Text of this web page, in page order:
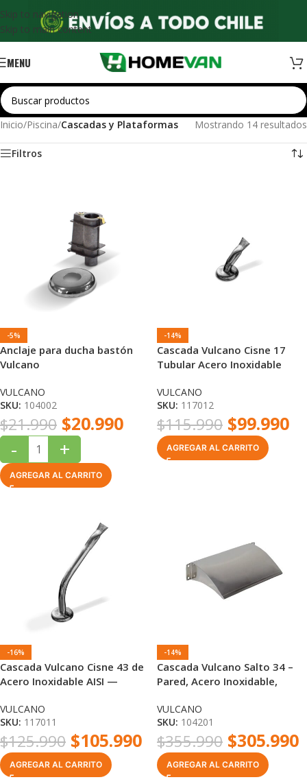
Skip to navigation
Skip to main content
MENU
Inicio/Piscina/Cascadas y Plataformas Mostrando 14 resultados
Filtros
-5%
Anclaje para ducha bastón
Vulcano
VULCANO
SKU: 104002
$21.990 $20.990
- +
AGREGAR AL CARRITO
-14%
Cascada Vulcano Cisne 17
Tubular Acero Inoxidable
VULCANO
SKU: 117012
$115.990 $99.990
AGREGAR AL CARRITO
-16%
Cascada Vulcano Cisne 43 de
Acero Inoxidable AISI —
Boquilla Plana
VULCANO
SKU: 117011
$125.990 $105.990
AGREGAR AL CARRITO
-14%
Cascada Vulcano Salto 34 –
Pared, Acero Inoxidable,
VULCANO
SKU: 104201
$355.990 $305.990
AGREGAR AL CARRITO